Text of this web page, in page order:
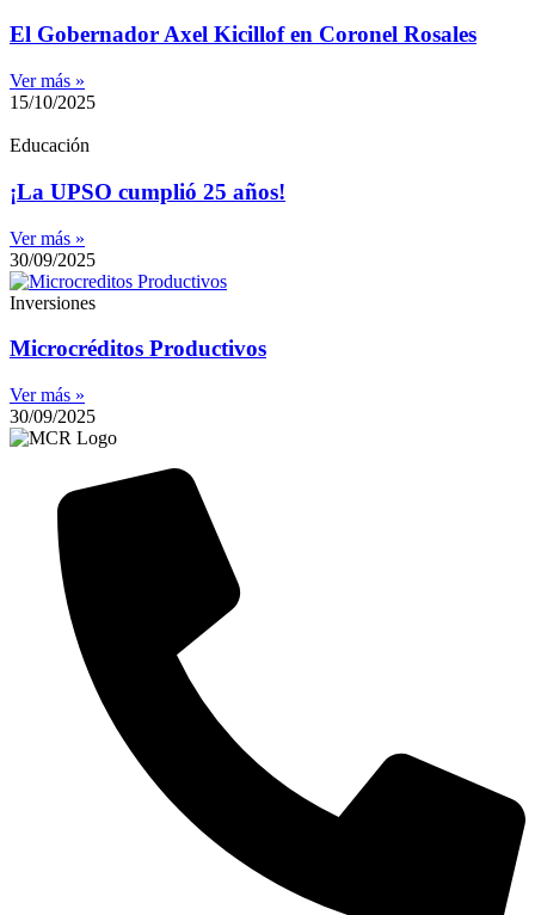
El Gobernador Axel Kicillof en Coronel Rosales
Ver más »
15/10/2025
Educación
¡La UPSO cumplió 25 años!
Ver más »
30/09/2025
Inversiones
Microcréditos Productivos
Ver más »
30/09/2025